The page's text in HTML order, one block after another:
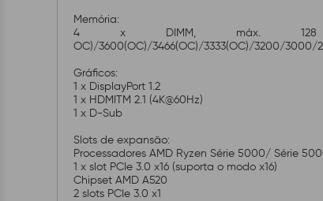
Memória:
4 x DIMM, máx. 128 GB, DDR4
OC)/3600(OC)/3466(OC)/3333(OC)/3200/
Gráficos:
1 x DisplayPort 1.2
1 x HDMITM 2.1 (4K@60Hz)
1 x D-Sub
Slots de expansão:
Processadores AMD Ryzen Série 5000/ Série
1 x slot PCIe 3.0 x16 (suporta o modo x16)
Chipset AMD A520
2 slots PCIe 3.0 x1